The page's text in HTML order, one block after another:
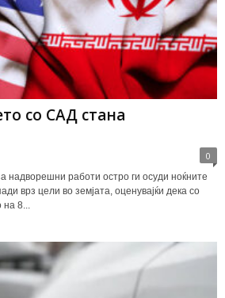
со САД стана
0
надворешни работи остро ги осуди ноќните
врз цели во земјата, оценувајќи дека со
на 8...